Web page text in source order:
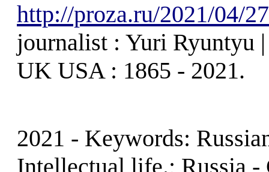
http://proza.ru/2021/04/
journalist : Yuri Ryuntyu
UK USA : 1865 - 2021.
2021 - Keywords:
Intellectual life.; Russia